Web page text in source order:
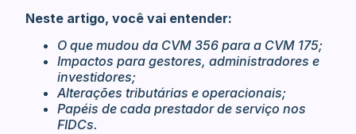
Neste artigo, você vai entender:
O que mudou da CVM 356 para a CVM 175;
Impactos para gestores, administradores e
investidores;
Alterações tributárias e operacionais;
Papéis de cada prestador de serviço nos
FIDCs.